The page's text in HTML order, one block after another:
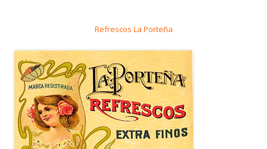
Refrescos La Porteña